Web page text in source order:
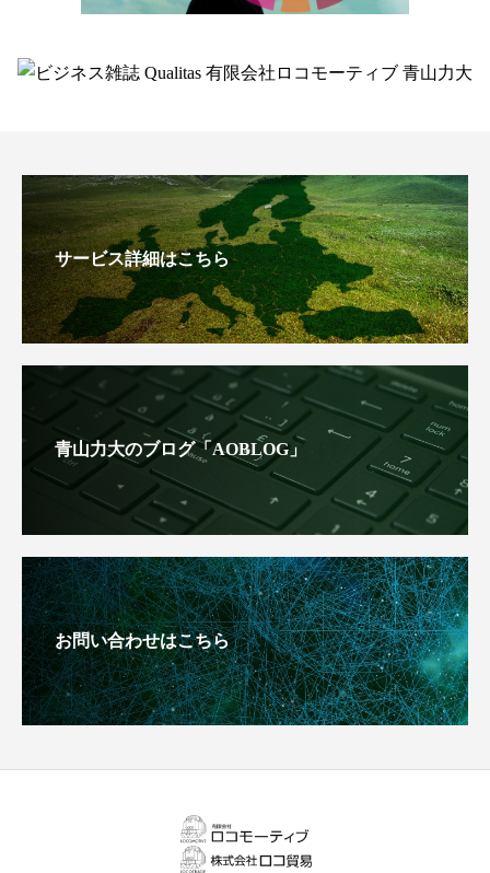
サービス詳細はこちら
青山力大のブログ「AOBLOG」
お問い合わせはこちら